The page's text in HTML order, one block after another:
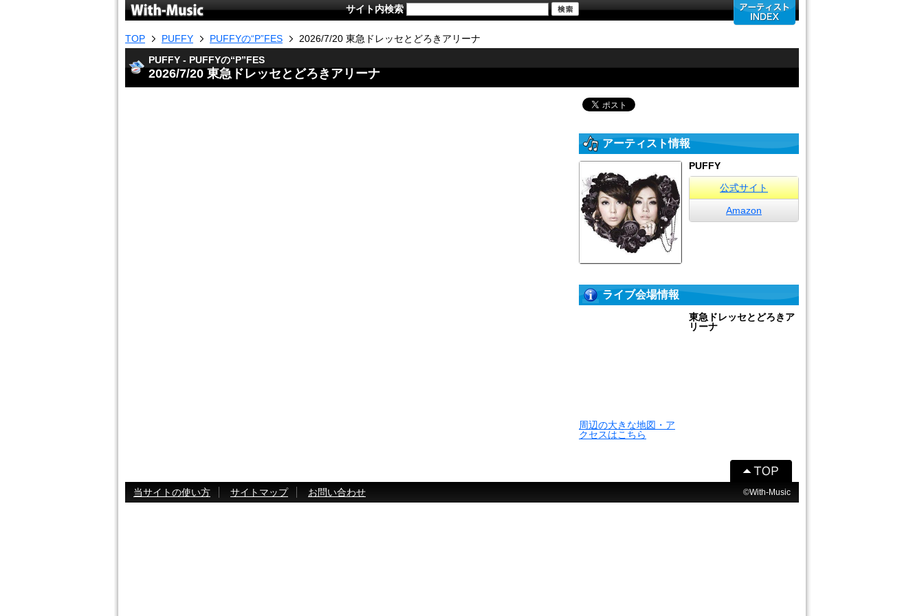
サイト内検索
TOP PUFFY PUFFYの“P”FES
2026/7/20 東急ドレッセとどろきアリーナ
PUFFY - PUFFYの“P”FES
2026/7/20 東急ドレッセとどろきアリーナ
アーティスト情報
PUFFY
公式サイト
Amazon
ライブ会場情報
周辺の大きな地図・ア
クセスはこちら
東急ドレッセとどろきア
リーナ
当サイトの使い方 サイトマップ お問い合わせ ©With-Music